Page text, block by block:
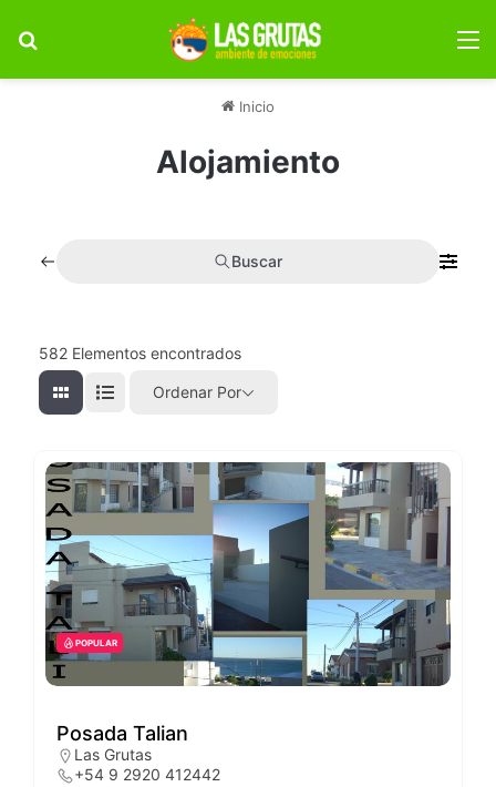
Inicio
Alojamiento
Buscar
582 Elementos encontrados
Ordenar Por
POPULAR
Posada Talian
Las Grutas
+54 9 2920 412442